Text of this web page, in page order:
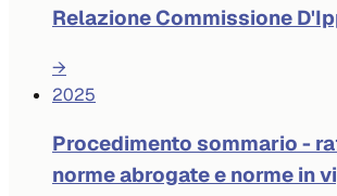
Relazione Commissione
→
2025
Procedimento sommario -
norme abrogate e norme in